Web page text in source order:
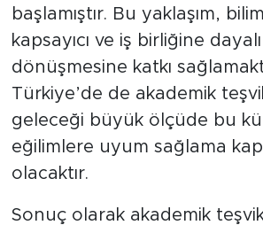
başlamıştır. Bu yaklaşım,
kapsayıcı ve iş birliğine
dönüşmesine katkı
Türkiye’de de akademik
geleceği büyük ölçüde bu
eğilimlere uyum sağlama
olacaktır.
Sonuç olarak akademik